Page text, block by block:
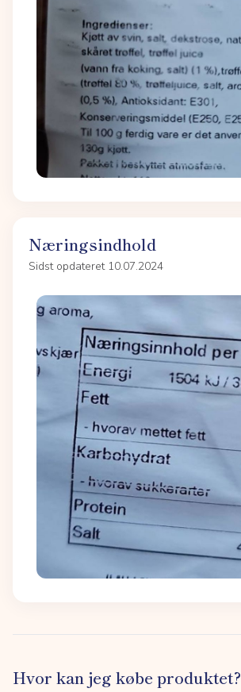
Næringsindhold
Sidst opdateret 10.07.2024
Hvor kan jeg købe produktet?